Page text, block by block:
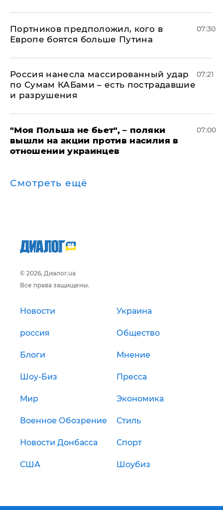
Портников предположил, кого в
Европе боятся больше Путина
07:30
Россия нанесла массированный удар
по Сумам КАБами – есть пострадавшие
и разрушения
07:21
"Моя Польша не бьет", – поляки
вышли на акции против насилия в
отношении украинцев
07:00
Смотреть ещё
© 2026, Диалог.ua
Все права защищены.
Новости Украина
россия Общество
Блоги Мнение
Шоу-Биз Пресса
Мир Экономика
Военное Обозрение Стиль
Новости Донбасса Спорт
США Шоубиз